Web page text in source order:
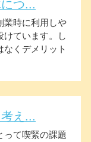
つ...
業時に利用しや
けています。し
なくデメリット
え...
って喫緊の課題